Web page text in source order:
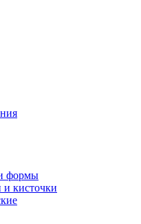
формы
и кисточки